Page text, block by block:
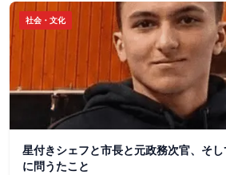
社会・文化
星付きシェフと市長と元政務次官、そ
に問うたこと